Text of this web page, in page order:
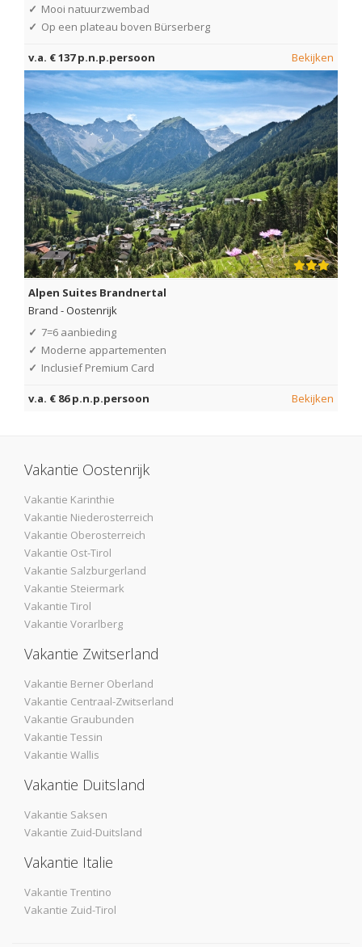
✓ Mooi natuurzwembad
✓ Op een plateau boven Bürserberg
v.a. € 137 p.n.p.persoon Bekijken
Alpen Suites Brandnertal
Brand -Oostenrijk
✓ 7=6 aanbieding
✓ Moderne appartementen
✓ Inclusief Premium Card
v.a. € 86 p.n.p.persoon Bekijken
Vakantie Oostenrijk
Vakantie Karinthie
Vakantie Niederosterreich
Vakantie Oberosterreich
Vakantie Ost-Tirol
Vakantie Salzburgerland
Vakantie Steiermark
Vakantie Tirol
Vakantie Vorarlberg
Vakantie Zwitserland
Vakantie Berner Oberland
Vakantie Centraal-Zwitserland
Vakantie Graubunden
Vakantie Tessin
Vakantie Wallis
Vakantie Duitsland
Vakantie Saksen
Vakantie Zuid-Duitsland
Vakantie Italie
Vakantie Trentino
Vakantie Zuid-Tirol